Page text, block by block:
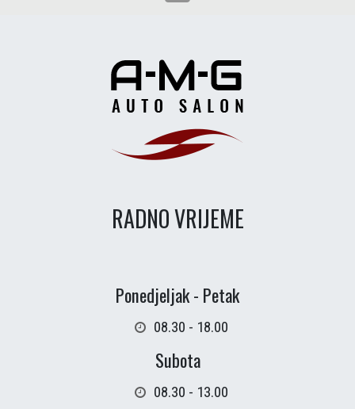
RADNO VRIJEME
Ponedjeljak - Petak
08.30 - 18.00
Subota
08.30 - 13.00